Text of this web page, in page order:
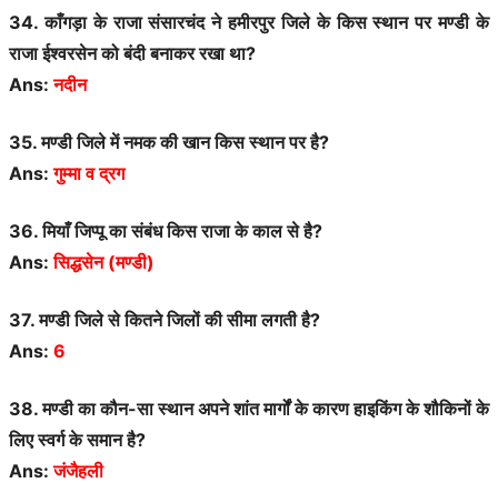
34. काँगड़ा के राजा संसारचंद ने हमीरपुर जिले के किस स्थान पर मण्डी के
राजा ईश्वरसेन को बंदी बनाकर रखा था?
Ans:नदीन
35. मण्डी जिले में नमक की खान किस स्थान पर है?
Ans:गुम्मा व द्रग
36. मियाँ जिप्पू का संबंध किस राजा के काल से है?
Ans:सिद्धसेन (मण्डी)
37. मण्डी जिले से कितने जिलों की सीमा लगती है?
Ans: 6
38. मण्डी का कौन-सा स्थान अपने शांत मार्गों के कारण हाइकिंग के शौकिनों के
लिए स्वर्ग के समान है?
Ans:जंजैहली